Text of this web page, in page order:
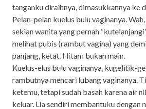
tanganku diraihnya, dimasukkannya ke
Pelan-pelan kuelus bulu vaginanya.
sekian wanita yang pernah
melihat pubis (rambut vagina) yang
panjang, ketat. Hitam bukan main.
Kuelus-elus bulu vaginanya, kugelitik-
rambutnya mencari lubang vaginanya.
ketemu, tetapi sudah basah karena air
keluar. Lia sendiri membantuku dengan